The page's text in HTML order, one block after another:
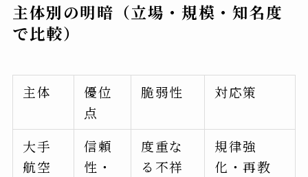
主体別の明暗（立場・規模・知名度
で比較）
主体
優位
点
脆弱性 対応策
大手
航空
信頼
性・
度重な
る不祥
規律強
化・再教